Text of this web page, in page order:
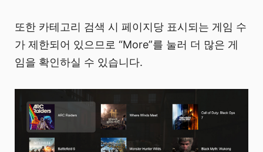
또한 카테고리 검색 시 페이지당 표시되는 게임 수
가 제한되어 있으므로 “More”를 눌러 더 많은 게
임을 확인하실 수 있습니다.